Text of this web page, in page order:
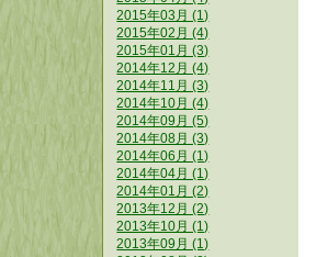
2015年03月 (1)
2015年02月 (4)
2015年01月 (3)
2014年12月 (4)
2014年11月 (3)
2014年10月 (4)
2014年09月 (5)
2014年08月 (3)
2014年06月 (1)
2014年04月 (1)
2014年01月 (2)
2013年12月 (2)
2013年10月 (1)
2013年09月 (1)